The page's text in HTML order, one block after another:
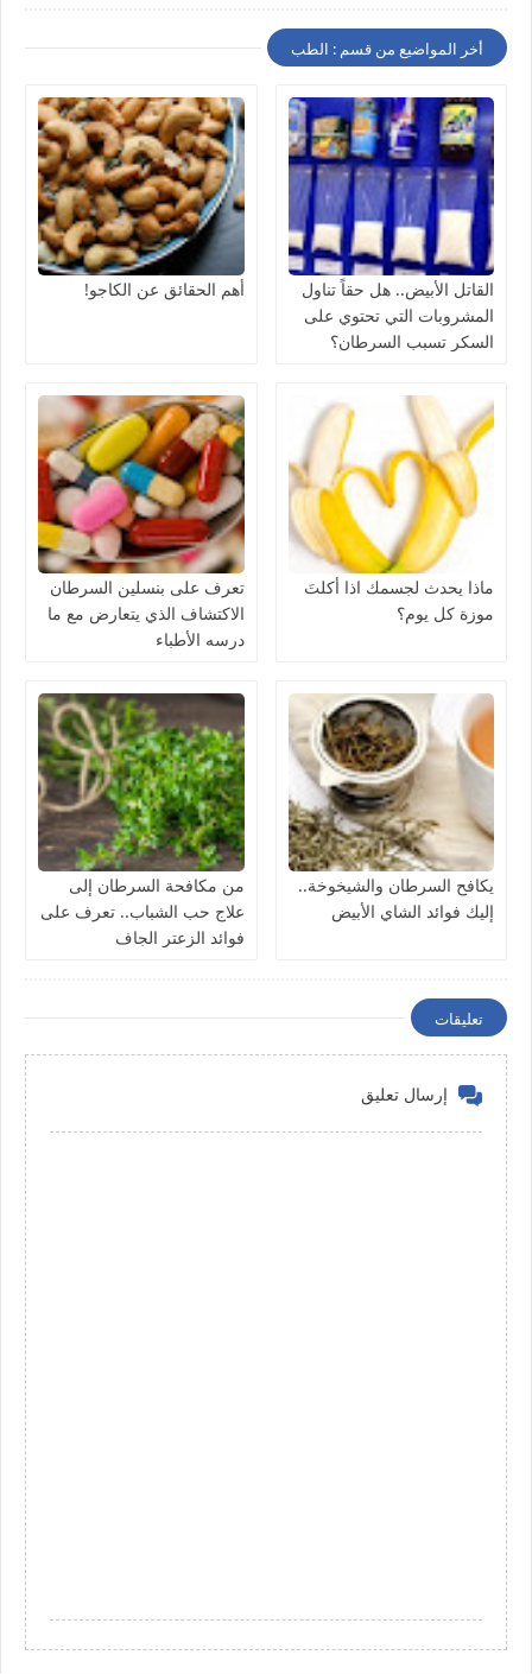
أخر المواضيع من قسم : الطب
القاتل الأبيض.. هل حقاً تناول
المشروبات التي تحتوي على
السكر تسبب السرطان؟
أهم الحقائق عن الكاجو!
ماذا يحدث لجسمك اذا أكلتَ
موزة كل يوم؟
تعرف على بنسلين السرطان
الاكتشاف الذي يتعارض مع ما
درسه الأطباء
يكافح السرطان والشيخوخة..
إليك فوائد الشاي الأبيض
من مكافحة السرطان إلى
علاج حب الشباب.. تعرف على
فوائد الزعتر الجاف
تعليقات
إرسال تعليق